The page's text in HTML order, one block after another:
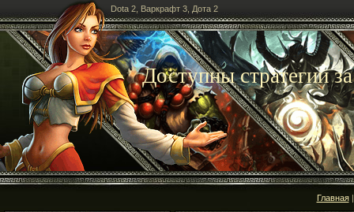
Dota 2, Варкрафт 3, Дота 2
Доступны стратегии
Главная